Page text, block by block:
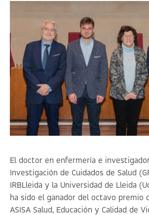
El doctor en enfermería e
Investigación de Cuidados de Salud
IRBLleida y la Universidad de Lleida
ha sido el ganador del octavo premio
ASISA Salud, Educación y Calidad de